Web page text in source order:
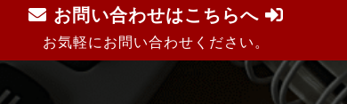
お問い合わせはこちらへ
お気軽にお問い合わせください。